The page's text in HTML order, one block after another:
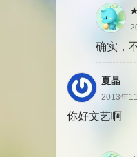
确实，
夏晶
2013年
你好文艺啊